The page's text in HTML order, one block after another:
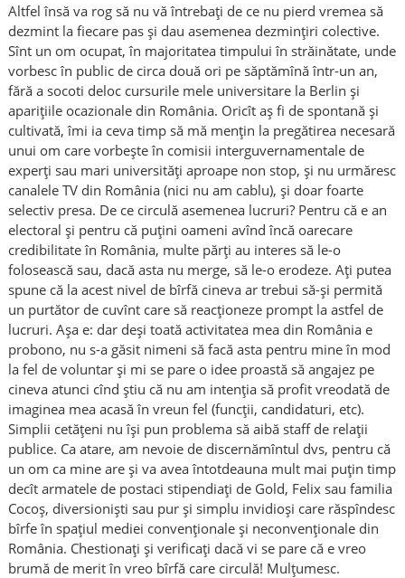
Altfel însă va rog să nu vă întrebați de ce nu pierd vremea să
dezmint la fiecare pas și dau asemenea dezmințiri colective.
Sînt un om ocupat, în majoritatea timpului în străinătate, unde
vorbesc în public de circa două ori pe săptămînă într-un an,
fără a socoti deloc cursurile mele universitare la Berlin și
aparițiile ocazionale din România. Oricît aș fi de spontană și
cultivată, îmi ia ceva timp să mă mențin la pregătirea necesară
unui om care vorbește în comisii interguvernamentale de
experți sau mari universități aproape non stop, și nu urmăresc
canalele TV din România (nici nu am cablu), și doar foarte
selectiv presa. De ce circulă asemenea lucruri? Pentru că e an
electoral și pentru că puțini oameni avînd încă oarecare
credibilitate în România, multe părți au interes să le-o
folosească sau, dacă asta nu merge, să le-o erodeze. Ați putea
spune că la acest nivel de bîrfă cineva ar trebui să-și permită
un purtător de cuvînt care să reacționeze prompt la astfel de
lucruri. Așa e: dar deși toată activitatea mea din România e
probono, nu s-a găsit nimeni să facă asta pentru mine în mod
la fel de voluntar și mi se pare o idee proastă să angajez pe
cineva atunci cînd știu că nu am intenția să profit vreodată de
imaginea mea acasă în vreun fel (funcții, candidaturi, etc).
Simplii cetățeni nu își pun problema să aibă staff de relații
publice. Ca atare, am nevoie de discernămîntul dvs, pentru că
un om ca mine are și va avea întotdeauna mult mai puțin timp
decît armatele de postaci stipendiați de Gold, Felix sau familia
Cocoș, diversioniști sau pur și simplu invidioși care răspîndesc
bîrfe în spațiul mediei convenționale și neconvenționale din
România. Chestionați și verificați dacă vi se pare că e vreo
brumă de merit în vreo bîrfă care circulă! Mulțumesc.